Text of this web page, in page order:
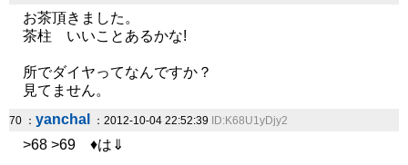
お茶頂きました。
茶柱 いいことあるかな!
所でダイヤってなんですか？
見てません。
70 ： yanchal ：2012-10-04 22:52:39 ID:K68U1yDjy2
>68 >69 ♦は⇓